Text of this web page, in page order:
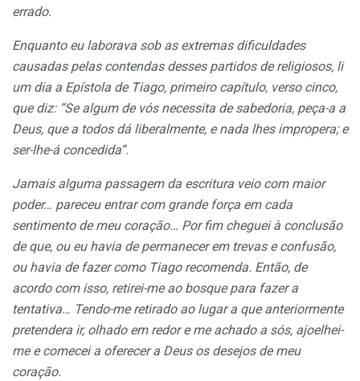
errado.
Enquanto eu laborava sob as extremas dificuldades
causadas pelas contendas desses partidos de religiosos, li
um dia a Epístola de Tiago, primeiro capítulo, verso cinco,
que diz: “Se algum de vós necessita de sabedoria, peça-a a
Deus, que a todos dá liberalmente, e nada lhes impropera; e
ser-lhe-á concedida”.
Jamais alguma passagem da escritura veio com maior
poder… pareceu entrar com grande força em cada
sentimento de meu coração… Por fim cheguei à conclusão
de que, ou eu havia de permanecer em trevas e confusão,
ou havia de fazer como Tiago recomenda. Então, de
acordo com isso, retirei-me ao bosque para fazer a
tentativa… Tendo-me retirado ao lugar a que anteriormente
pretendera ir, olhado em redor e me achado a sós, ajoelhei-
me e comecei a oferecer a Deus os desejos de meu
coração.